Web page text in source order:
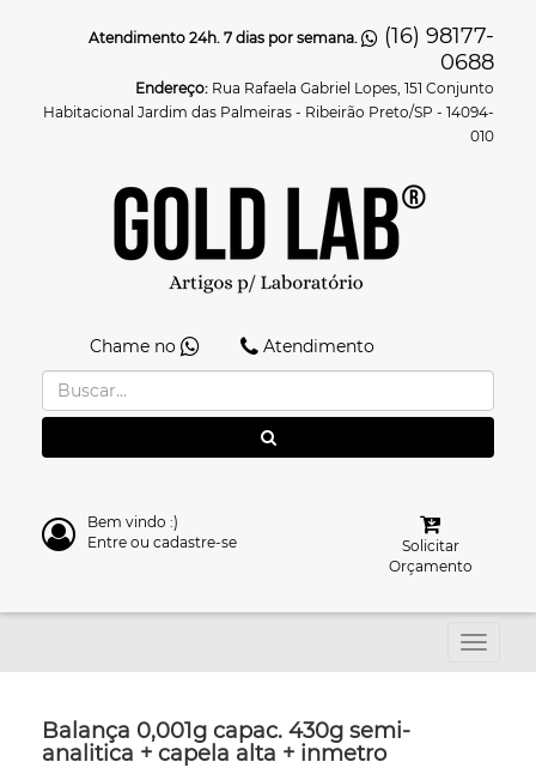
Atendimento 24h. 7 dias por semana.
(16) 98177-
0688
Endereço: Rua Rafaela Gabriel Lopes, 151 Conjunto
Habitacional Jardim das Palmeiras - Ribeirão Preto/SP - 14094-
010
Chame no Atendimento
Bem vindo :)
Entre ou cadastre-se
Solicitar
Orçamento
Balança 0,001g capac. 430g semi-
analitica + capela alta + inmetro